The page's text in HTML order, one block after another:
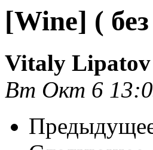
[Wine] (
Vitaly Lipatov
Вт Окт 6